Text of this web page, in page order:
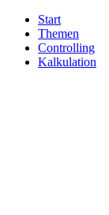
Start
Themen
Controlling
Kalkulation